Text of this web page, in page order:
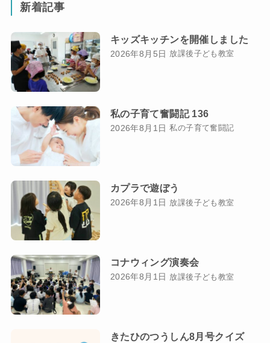
新着記事
キッズキッチンを開催しました
2026年8月5日 放課後子ども教室
私の子育て奮闘記 136
2026年8月1日 私の子育て奮闘記
カプラで遊ぼう
2026年8月1日 放課後子ども教室
コナウィング演奏会
2026年8月1日 放課後子ども教室
きたひのつうしん8月号クイズ